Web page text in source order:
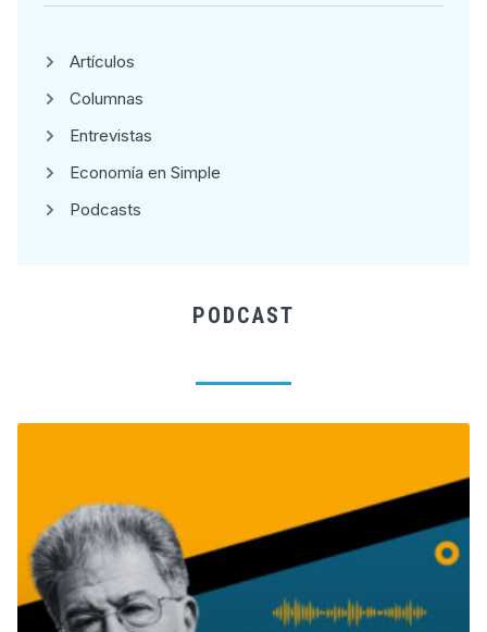
Artículos
Columnas
Entrevistas
Economía en Simple
Podcasts
PODCAST